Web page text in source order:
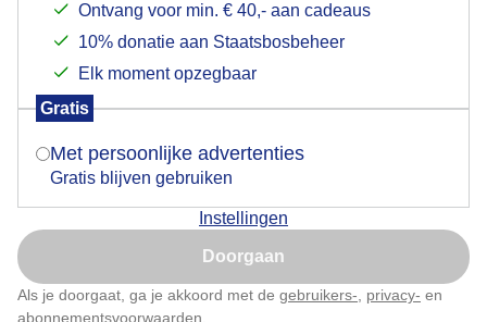
Ontvang voor min. € 40,- aan cadeaus
10% donatie aan Staatsbosbeheer
Elk moment opzegbaar
Gratis
Met persoonlijke advertenties
Gratis blijven gebruiken
Instellingen
Doorgaan
Als je doorgaat, ga je akkoord met de gebruikers- privacy- en
abonnementsvoorwaarden
Indien je hier nog geen akkoord op hebt gegeven,
verschijnt er zo een pop-up uit je browser waarin
Is goed, toon de popup
Nu niet, misschien later
Klik hierom dit aan te passen